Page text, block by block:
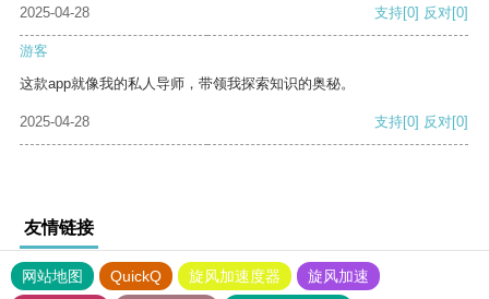
2025-04-28 支持[0] 反对[0]
游客
这款app就像我的私人导师，带领我探索知识的奥秘。
2025-04-28 支持[0] 反对[0]
友情链接
网站地图 QuickQ 旋风加速度器
旋风加速